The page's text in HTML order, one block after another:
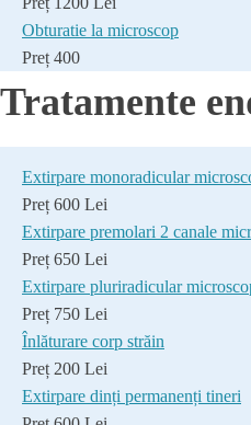
Obturatie la microscop
Preț 400
Tratamente
Extirpare monoradicular
Preț 600 Lei
Extirpare premolari 2 canale
Preț 650 Lei
Extirpare pluriradicular
Preț 750 Lei
Înlăturare corp străin
Preț 200 Lei
Extirpare dinți permanenți tineri